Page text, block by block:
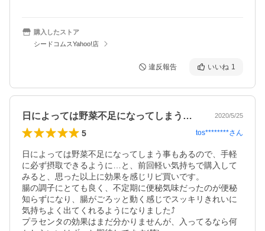
購入したストア
シードコムスYahoo!店
違反報告 いいね 1
日によっては野菜不足になってしまう事も… 2020/5/25
5 tos********さん
日によっては野菜不足になってしまう事もあるので、手軽
に必ず摂取できるように…と、前回軽い気持ちで購入して
みると、思った以上に効果を感じリピ買いです。
腸の調子にとても良く、不定期に便秘気味だったのが便秘
知らずになり、腸がごろッと動く感じでスッキリきれいに
気持ちよく出てくれるようになりました⤴︎
プラセンタの効果はまだ分かりませんが、入ってるなら何